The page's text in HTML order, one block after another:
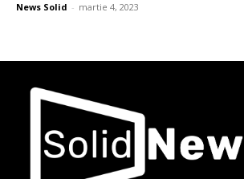
News Solid - martie 4, 2023